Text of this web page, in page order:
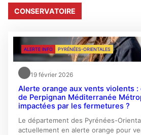
CONSERVATOIRE
ALERTE INFO PYRÉNÉES-ORIENTALES
19 février 2026
Alerte orange aux vents violents
de Perpignan Méditerranée
impactées par les fermetures ?
Le département des Pyrénées-
actuellement en alerte orange pour